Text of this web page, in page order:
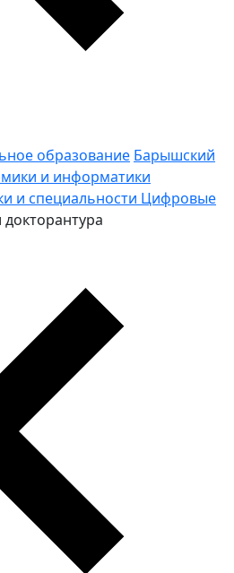
образование Барышский
и информатики
и специальности Цифровые